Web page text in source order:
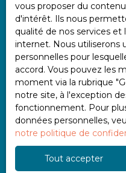
Gérer les cookies
Propulsé par
+33 2 97
2 place Albert
56000 Vannes
vous proposer du
d'intérêt. Ils nous
qualité de nos services
internet. Nous utiliserons
personnelles pour
accord. Vous pouvez les
moment via la rubrique
notre site, à l'exception
fonctionnement. Pour
données personnelles,
notre politique de
Tout accepter